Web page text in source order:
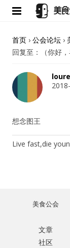
首页 › 公会论坛 ›
回复至：（你好
想念图王
Live fast,die
美食公会
文章
社区